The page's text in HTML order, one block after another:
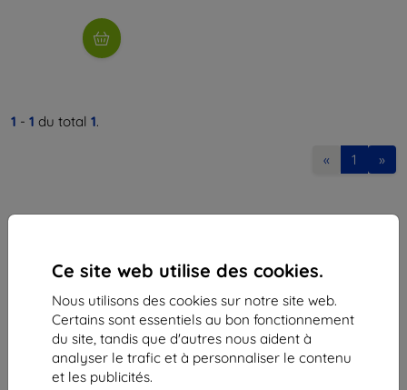
Ce site web utilise des cookies.
Nous utilisons des cookies sur notre site web.
Certains sont essentiels au bon fonctionnement
du site, tandis que d'autres nous aident à
analyser le trafic et à personnaliser le contenu
et les publicités.
1 - 1 du total 1.
« 1 »
Shield-Sk s.r.o.
Ulica Rudolfa Mocka 3750/2A
841 04 Bratislava
Numéro d’identification d’entreprise :